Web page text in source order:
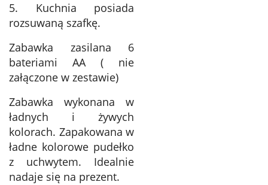
5. Kuchnia posiada
rozsuwaną szafkę.
Zabawka zasilana 6
bateriami AA ( nie
załączone w zestawie)
Zabawka wykonana w
ładnych i żywych
kolorach. Zapakowana w
ładne kolorowe pudełko
z uchwytem. Idealnie
nadaje się na prezent.